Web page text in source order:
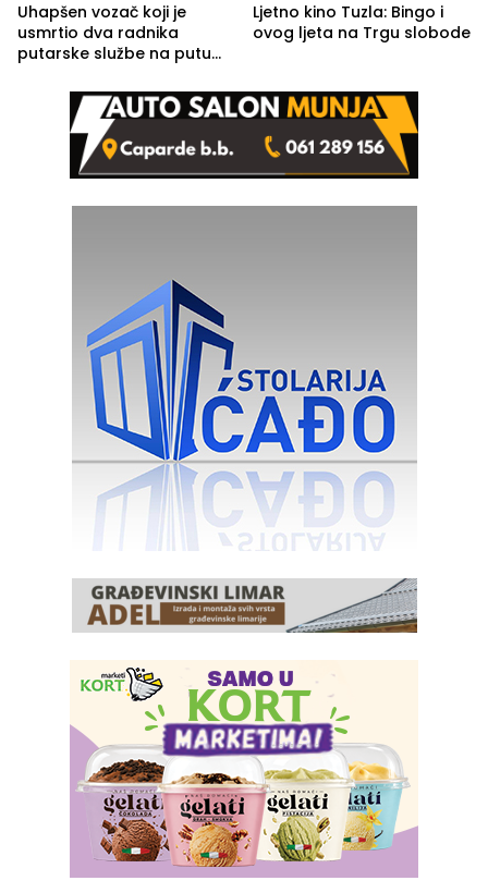
Uhapšen vozač koji je
usmrtio dva radnika
putarske službe na putu
(FOTO)
Ljetno kino Tuzla: Bingo i
ovog ljeta na Trgu slobode